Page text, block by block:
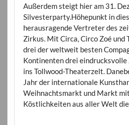
Außerdem steigt hier am 31.
Silvesterparty.Höhepunkt in
herausragende Vertreter des
Zirkus. Mit Circa, Circo Zoé und
drei der weltweit besten
Kontinenten drei
ins Tollwood-Theaterzelt.
Jahr der internationale
Weihnachtsmarkt und Markt
Köstlichkeiten aus aller Welt die